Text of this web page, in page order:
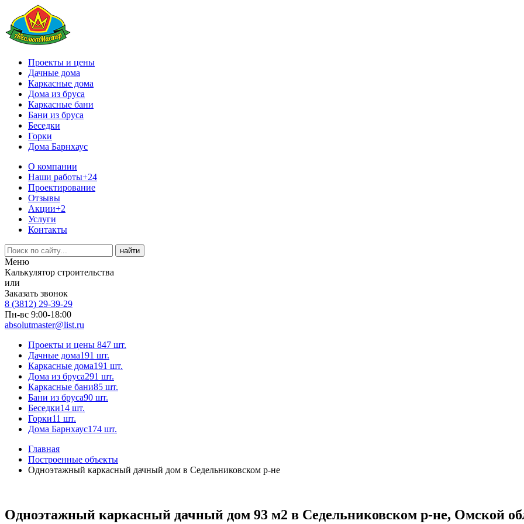
Проекты и цены
Дачные дома
Каркасные дома
Дома из бруса
Каркасные бани
Бани из бруса
Беседки
Горки
Дома Барнхаус
О компании
Наши работы+24
Проектирование
Отзывы
Акции+2
Услуги
Контакты
Меню
Калькулятор строительства
или
Заказать звонок
8 (3812) 29-39-29
Пн-вс 9:00-18:00
absolutmaster@list.ru
Проекты и цены 847 шт.
Дачные дома191 шт.
Каркасные дома191 шт.
Дома из бруса291 шт.
Каркасные бани85 шт.
Бани из бруса90 шт.
Беседки14 шт.
Горки11 шт.
Дома Барнхаус174 шт.
Главная
Построенные объекты
Одноэтажный каркасный дачный дом в Седельниковском р-не
Одноэтажный каркасный дачный дом 93 м2 в Седельниковском р-не, Омской